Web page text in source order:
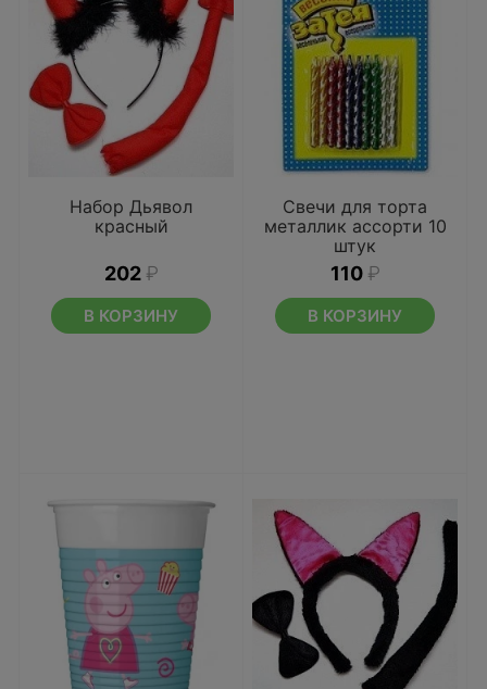
Набор Дьявол
красный
202 ₽
В КОРЗИНУ
Свечи для торта
металлик ассорти 10
штук
110 ₽
В КОРЗИНУ